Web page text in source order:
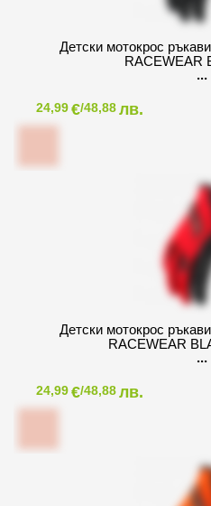
Детски мотокрос
RACEWEAR
24,99€/48,88лв.
Детски мотокрос
RACEWEAR
24,99€/48,88лв.